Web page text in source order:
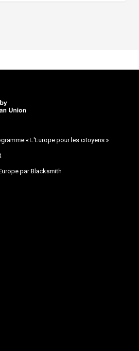
« L'Europe pour les citoyens »
parBlacksmith